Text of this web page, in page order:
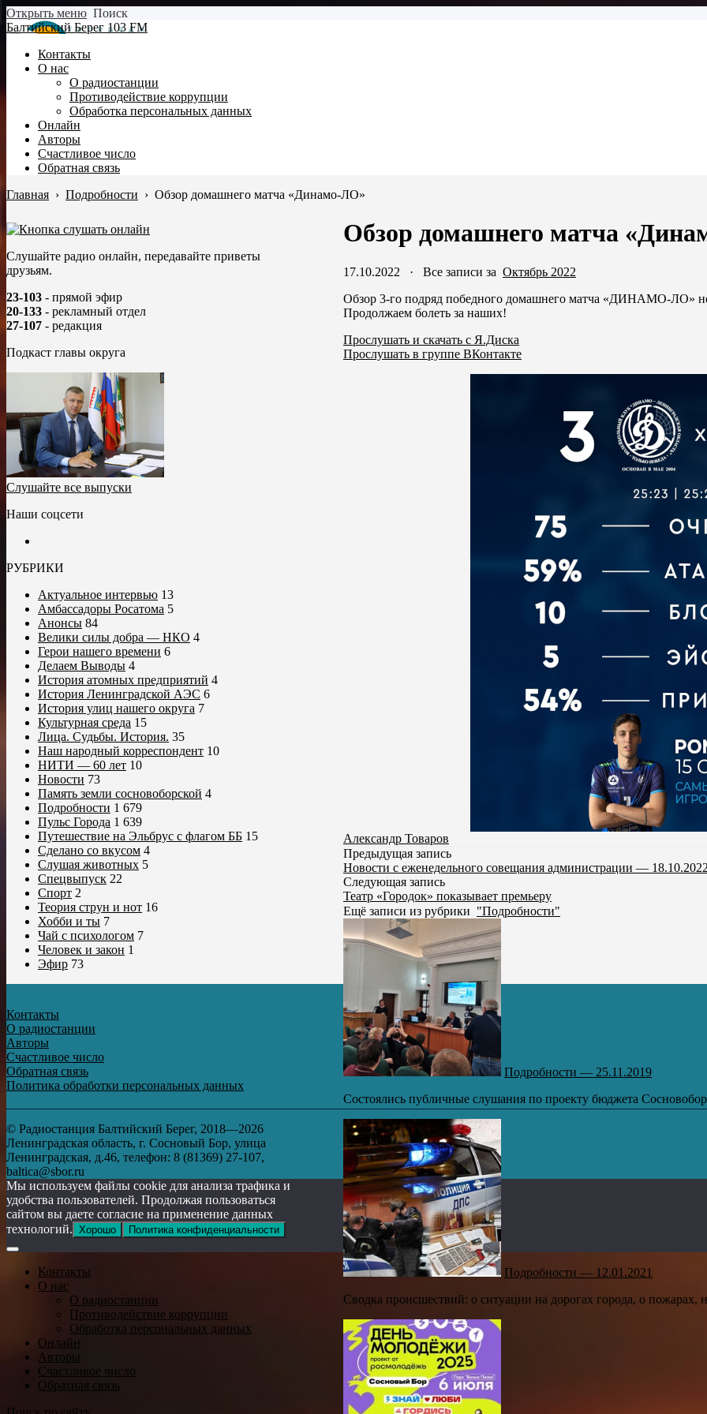
Открыть меню Поиск
Балтийский Берег 103 FM
Контакты
О нас
О радиостанции
Противодействие коррупции
Обработка персональных данных
Онлайн
Авторы
Счастливое число
Обратная связь
Главная › Подробности › Обзор домашнего матча «Динамо-ЛО»
Обзор домашнего матча
17.10.2022 · Все записи за Октябрь 2022
Обзор 3-го подряд победного домашнего матча «ДИНАМО-ЛО»
Продолжаем болеть за наших!
Прослушать и скачать с Я.Диска
Прослушать в группе ВКонтакте
Александр Товаров
Предыдущая запись
Новости с еженедельного совещания администрации —
Следующая запись
Театр «Городок» показывает премьеру
Ещё записи из рубрики "Подробности"
Подробности — 25.11.2019
Состоялись публичные слушания по проекту бюджета
Подробности — 12.01.2021
Сводка происшествий: о ситуации на дорогах города, о
Слушайте радио онлайн, передавайте приветы
друзьям.
23-103 - прямой эфир
20-133 - рекламный отдел
27-107 - редакция
Подкаст главы округа
Слушайте все выпуски
Наши соцсети
РУБРИКИ
Актуальное интервью 13
Амбассадоры Росатома 5
Анонсы 84
Велики силы добра — НКО 4
Герои нашего времени 6
Делаем Выводы 4
История атомных предприятий 4
История Ленинградской АЭС 6
История улиц нашего округа 7
Культурная среда 15
Лица. Судьбы. История. 35
Наш народный корреспондент 10
НИТИ — 60 лет 10
Новости 73
Память земли сосновоборской 4
Подробности 1 679
Пульс Города 1 639
Путешествие на Эльбрус с флагом ББ 15
Сделано со вкусом 4
Слушая животных 5
Спецвыпуск 22
Спорт 2
Теория струн и нот 16
Хобби и ты 7
Чай с психологом 7
Человек и закон 1
Эфир 73
Контакты
О радиостанции
Авторы
Счастливое число
Обратная связь
Политика обработки персональных данных
© Радиостанция Балтийский Берег, 2018—2026
Ленинградская область, г. Сосновый Бор, улица
Ленинградская, д.46, телефон: 8 (81369) 27-107,
baltica@sbor.ru
Мы используем файлы cookie для анализа трафика и
удобства пользователей. Продолжая пользоваться
сайтом вы даете согласие на применение данных
технологий. Хорошо Политика конфиденциальности
Контакты
О нас
О радиостанции
Противодействие коррупции
Обработка персональных данных
Онлайн
Авторы
Счастливое число
Обратная связь